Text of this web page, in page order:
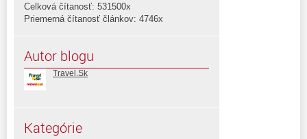
Celková čítanosť: 531500x
Priemerná čítanosť článkov: 4746x
Autor blogu
Travel.Sk
Kategórie